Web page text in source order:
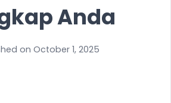
Anda
on October 1, 2025